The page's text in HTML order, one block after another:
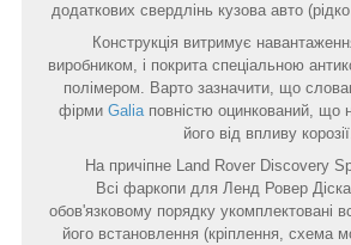
додаткових свердлінь кузова авто
Конструкція витримує
виробником, і покрита спеціальною
полімером. Варто зазначити, що
фірми Galiaповністю оцинкований, що
його від впливу
На причіпне Land Rover Discovery
Всі фаркопи для Ленд Ровер
обов'язковому порядку укомплектовані
його встановлення (кріплення, схема